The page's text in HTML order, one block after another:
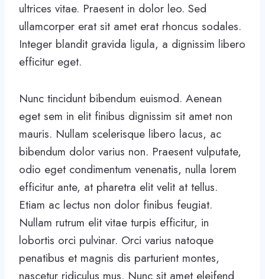
ultrices vitae. Praesent in dolor leo. Sed
ullamcorper erat sit amet erat rhoncus sodales.
Integer blandit gravida ligula, a dignissim libero
efficitur eget.
Nunc tincidunt bibendum euismod. Aenean
eget sem in elit finibus dignissim sit amet non
mauris. Nullam scelerisque libero lacus, ac
bibendum dolor varius non. Praesent vulputate,
odio eget condimentum venenatis, nulla lorem
efficitur ante, at pharetra elit velit at tellus.
Etiam ac lectus non dolor finibus feugiat.
Nullam rutrum elit vitae turpis efficitur, in
lobortis orci pulvinar. Orci varius natoque
penatibus et magnis dis parturient montes,